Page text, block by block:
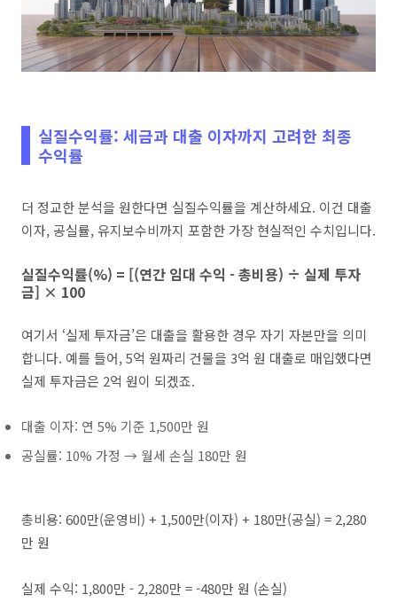
실질수익률: 세금과 대출 이자까지 고려한 최종
수익률
더 정교한 분석을 원한다면 실질수익률을 계산하세요. 이건 대출
이자, 공실률, 유지보수비까지 포함한 가장 현실적인 수치입니다.
실질수익률(%) = [(연간 임대 수익 - 총비용) ÷ 실제 투자
금] × 100
여기서 ‘실제 투자금’은 대출을 활용한 경우 자기 자본만을 의미
합니다. 예를 들어, 5억 원짜리 건물을 3억 원 대출로 매입했다면
실제 투자금은 2억 원이 되겠죠.
대출 이자: 연 5% 기준 1,500만 원
공실률: 10% 가정 → 월세 손실 180만 원
총비용: 600만(운영비) + 1,500만(이자) + 180만(공실) = 2,280
만 원
실제 수익: 1,800만 - 2,280만 = -480만 원 (손실)